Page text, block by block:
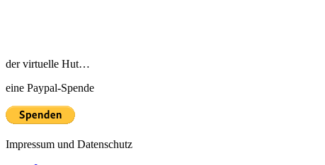
der virtuelle Hut…
eine Paypal-Spende
Impressum und Datenschutz